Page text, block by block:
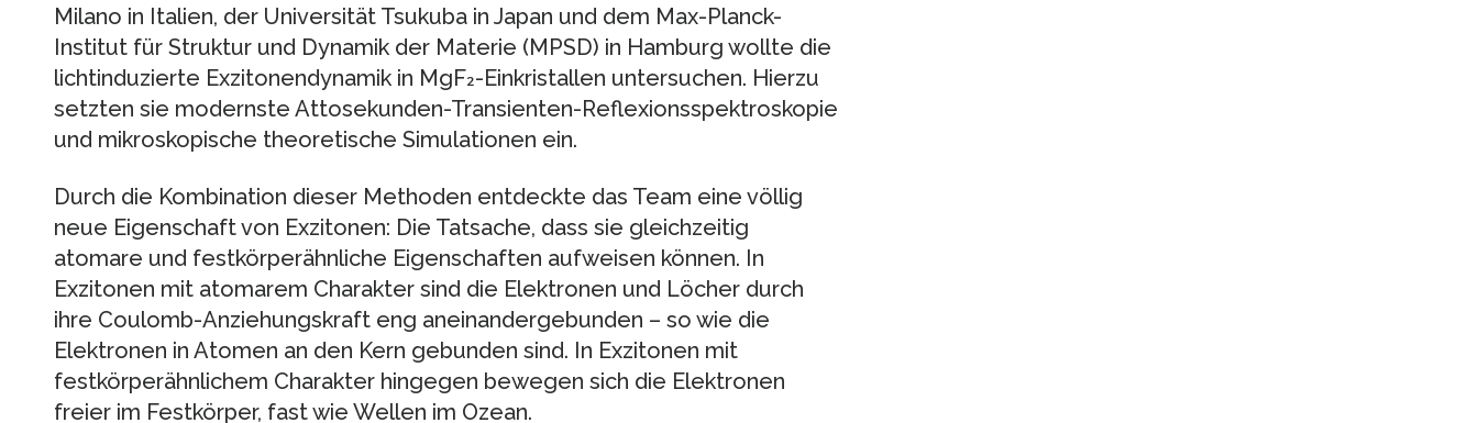
Milano in Italien, der Universität Tsukuba in Japan und dem Max-Planck-
Institut für Struktur und Dynamik der Materie (MPSD) in Hamburg wollte die
lichtinduzierte Exzitonendynamik in MgF₂-Einkristallen untersuchen. Hierzu
setzten sie modernste Attosekunden-Transienten-Reflexionsspektroskopie
und mikroskopische theoretische Simulationen ein.
Durch die Kombination dieser Methoden entdeckte das Team eine völlig
neue Eigenschaft von Exzitonen: Die Tatsache, dass sie gleichzeitig
atomare und festkörperähnliche Eigenschaften aufweisen können. In
Exzitonen mit atomarem Charakter sind die Elektronen und Löcher durch
ihre Coulomb-Anziehungskraft eng aneinandergebunden – so wie die
Elektronen in Atomen an den Kern gebunden sind. In Exzitonen mit
festkörperähnlichem Charakter hingegen bewegen sich die Elektronen
freier im Festkörper, fast wie Wellen im Ozean.